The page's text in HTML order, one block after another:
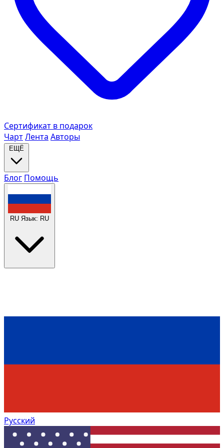
Сертификат в подарок
ЧартЛента Авторы
ЕЩЁ
Блог Помощь
RU Язык: RU
Русский